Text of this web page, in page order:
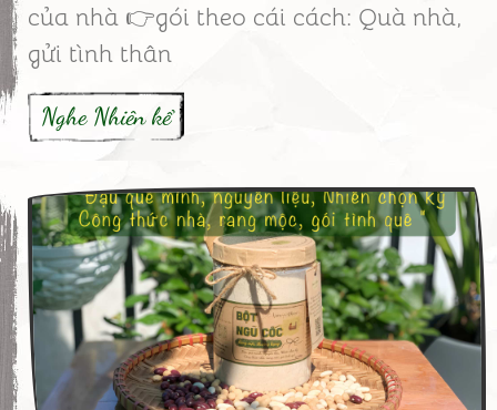
của nhà 👉gói theo cái cách: Quà nhà,
gửi tình thân
Nghe Nhiên kể